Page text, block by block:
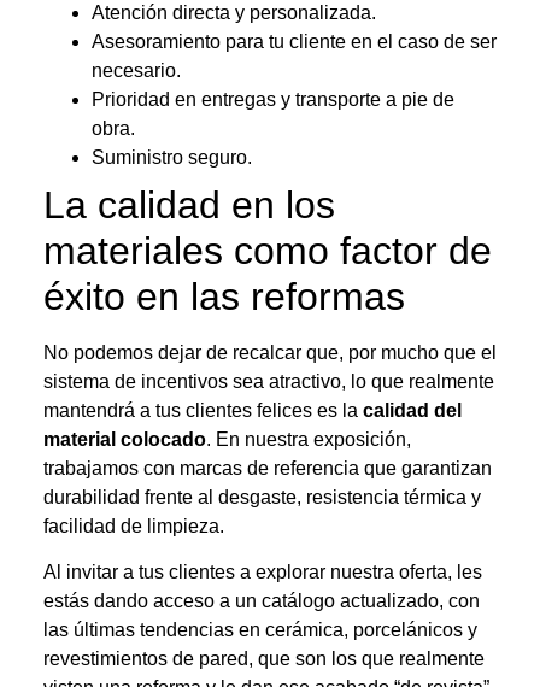
Atención directa y personalizada.
Asesoramiento para tu cliente en el caso de ser
necesario.
Prioridad en entregas y transporte a pie de
obra.
Suministro seguro.
La calidad en los
materiales como factor de
éxito en las reformas
No podemos dejar de recalcar que, por mucho que el
sistema de incentivos sea atractivo, lo que realmente
mantendrá a tus clientes felices es la calidad del
material colocado. En nuestra exposición,
trabajamos con marcas de referencia que garantizan
durabilidad frente al desgaste, resistencia térmica y
facilidad de limpieza.
Al invitar a tus clientes a explorar nuestra oferta, les
estás dando acceso a un catálogo actualizado, con
las últimas tendencias en cerámica, porcelánicos y
revestimientos de pared, que son los que realmente